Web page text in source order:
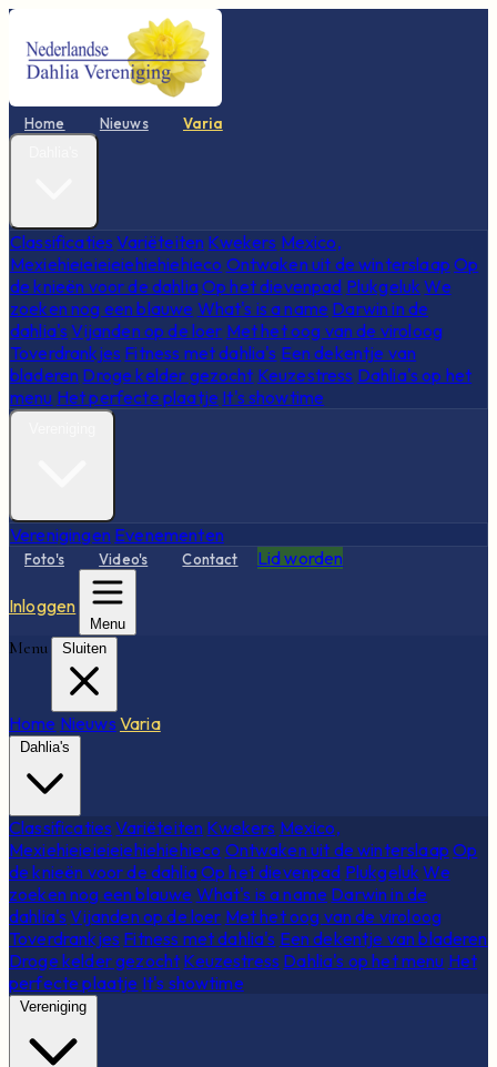
Home Nieuws Varia
Classificaties Variëteiten Kwekers Mexico,
Mexiehieieieieiehiehiehieco Ontwaken uit de winterslaap Op
de knieën voor de dahliaOp het dievenpad Plukgeluk We
zoeken nog een blauwe What's is a name Darwin in de
dahlia's Vijanden op de loer Met het oog van de viroloog
Toverdrankjes Fitness met dahlia's Een dekentje van
bladeren Droge kelder gezocht Keuzestress Dahlia's op het
menu Het perfecte plaatje It's showtime
Verenigingen Evenementen
Foto's Video's Contact Lid worden
Inloggen
Menu
Menu Sluiten
Home Nieuws Varia
Dahlia's
Classificaties Variëteiten Kwekers Mexico,
Mexiehieieieieiehiehiehieco Ontwaken uit de winterslaap Op
de knieën voor de dahliaOp het dievenpad Plukgeluk We
zoeken nog een blauwe What's is a name Darwin in de
dahlia's Vijanden op de loer Met het oog van de viroloog
Toverdrankjes Fitness met dahlia's Een dekentje van bladeren
Droge kelder gezocht Keuzestress Dahlia's op het menu Het
perfecte plaatje It's showtime
Vereniging